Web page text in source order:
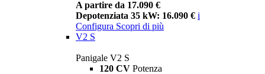
A partire da 17.090 €
Depotenziata 35 kW: 16.090 € i
Configura Scopri di più
V2 S
Panigale V2 S
120 CV Potenza